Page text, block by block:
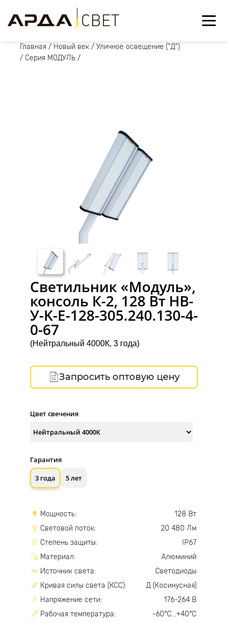
Главная / Новый век / Уличное освещение ("Д")
/ Серия МОДУЛЬ /
Светильник «Модуль»,
консоль К-2, 128 Вт НВ-
У-K-Е-128-305.240.130-4-
0-67
(Нейтральный 4000К, 3 года)
Запросить оптовую цену
Цвет свечения
Гарантия
3 года
5 лет
Мощность:
128 Вт
Световой поток:
20 480 Лм
Степень защиты:
IP67
Материал:
Алюминий
Источник света:
Светодиоды
Кривая силы света (КСС):
Д (Косинусная)
Напряжение сети:
176-264 В
Рабочая температура:
-60°С...+40°С